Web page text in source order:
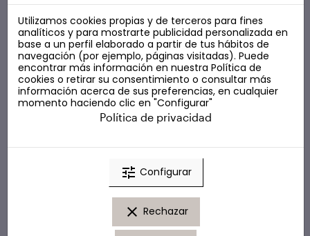
COSMÉTICA LOW COST
Utilizamos cookies propias y de terceros para fines
analíticos y para mostrarte publicidad personalizada en
base a un perfil elaborado a partir de tus hábitos de
navegación (por ejemplo, páginas visitadas). Puede
encontrar más información en nuestra Política de
cookies o retirar su consentimiento o consultar más
información acerca de sus preferencias, en cualquier
momento haciendo clic en "Configurar"
Política de privacidad
tune Configurar
clear Rechazar